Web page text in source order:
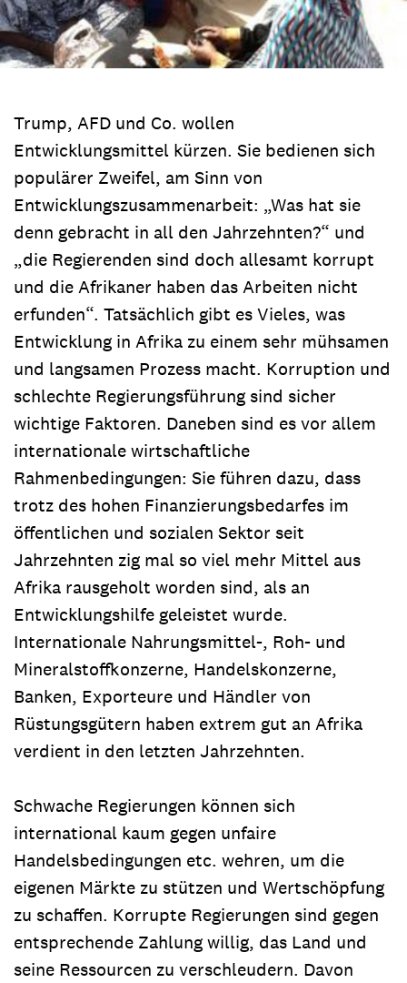
Trump, AFD und Co. wollen
Entwicklungsmittel kürzen. Sie bedienen sich
populärer Zweifel, am Sinn von
Entwicklungszusammenarbeit: „Was hat sie
denn gebracht in all den Jahrzehnten?“ und
„die Regierenden sind doch allesamt korrupt
und die Afrikaner haben das Arbeiten nicht
erfunden“. Tatsächlich gibt es Vieles, was
Entwicklung in Afrika zu einem sehr mühsamen
und langsamen Prozess macht. Korruption und
schlechte Regierungsführung sind sicher
wichtige Faktoren. Daneben sind es vor allem
internationale wirtschaftliche
Rahmenbedingungen: Sie führen dazu, dass
trotz des hohen Finanzierungsbedarfes im
öffentlichen und sozialen Sektor seit
Jahrzehnten zig mal so viel mehr Mittel aus
Afrika rausgeholt worden sind, als an
Entwicklungshilfe geleistet wurde.
Internationale Nahrungsmittel-, Roh- und
Mineralstoffkonzerne, Handelskonzerne,
Banken, Exporteure und Händler von
Rüstungsgütern haben extrem gut an Afrika
verdient in den letzten Jahrzehnten.
Schwache Regierungen können sich
international kaum gegen unfaire
Handelsbedingungen etc. wehren, um die
eigenen Märkte zu stützen und Wertschöpfung
zu schaffen. Korrupte Regierungen sind gegen
entsprechende Zahlung willig, das Land und
seine Ressourcen zu verschleudern. Davon